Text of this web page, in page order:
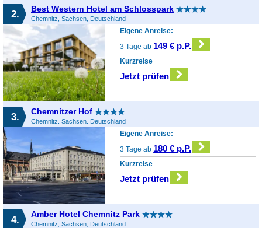
2. Best Western Hotel am Schlosspark
Chemnitz, Sachsen, Deutschland
Eigene Anreise:
3 Tage ab 149 € p.P.
Kurzreise
Jetzt prüfen
3. Chemnitzer Hof
Chemnitz, Sachsen, Deutschland
Eigene Anreise:
3 Tage ab 180 € p.P.
Kurzreise
Jetzt prüfen
4. Amber Hotel Chemnitz Park
Chemnitz, Sachsen, Deutschland